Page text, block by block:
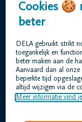
Cookies 🍪
beter
DELA gebruikt strikt
toegankelijk en
beter maken aan de
Aanvaard dan al
beperkte tijd
altijd wijzigen via de
Meer informatie vind